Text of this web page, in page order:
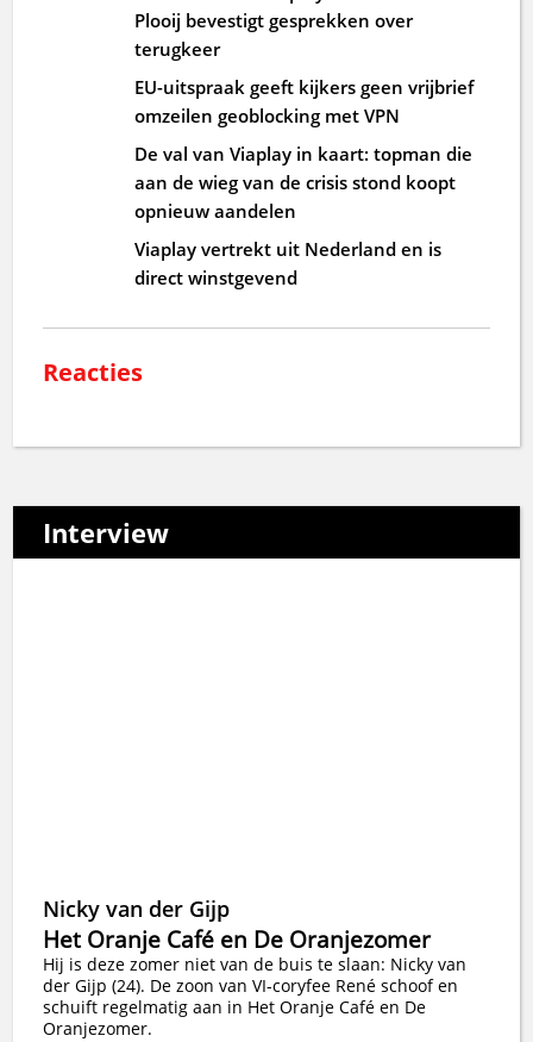
Plooij bevestigt gesprekken over
terugkeer
EU-uitspraak geeft kijkers geen vrijbrief
omzeilen geoblocking met VPN
De val van Viaplay in kaart: topman die
aan de wieg van de crisis stond koopt
opnieuw aandelen
Viaplay vertrekt uit Nederland en is
direct winstgevend
Reacties
Interview
Nicky van der Gijp
Het Oranje Café en De Oranjezomer
Hij is deze zomer niet van de buis te slaan: Nicky van
der Gijp (24). De zoon van VI-coryfee René schoof en
schuift regelmatig aan in Het Oranje Café en De
Oranjezomer.